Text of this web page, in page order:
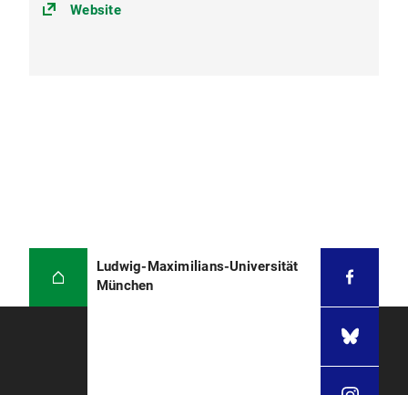
Website
Ludwig-Maximilians-Universität
München